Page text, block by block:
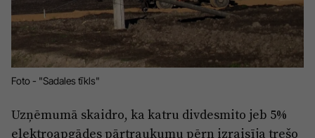
Mārupe
Ropaži
Saulkrasti
Zaļā nākotne
Iedvesmai nav vecuma
Vide
Kodols
Kontakti
Foto - "Sadales tīkls"
Uzņēmumā skaidro, ka katru divdesmito jeb 5%
elektroapgādes pārtraukumu pērn izraisīja trešo